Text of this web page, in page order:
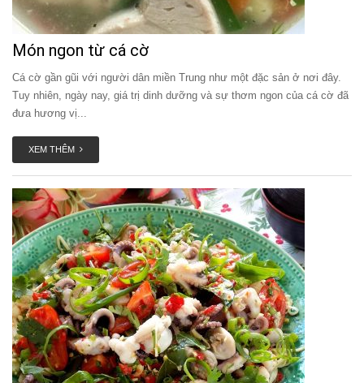
Món ngon từ cá cờ
Cá cờ gần gũi với người dân miền Trung như một đặc sản ở nơi đây.
Tuy nhiên, ngày nay, giá trị dinh dưỡng và sự thơm ngon của cá cờ đã
đưa hương vị...
XEM THÊM